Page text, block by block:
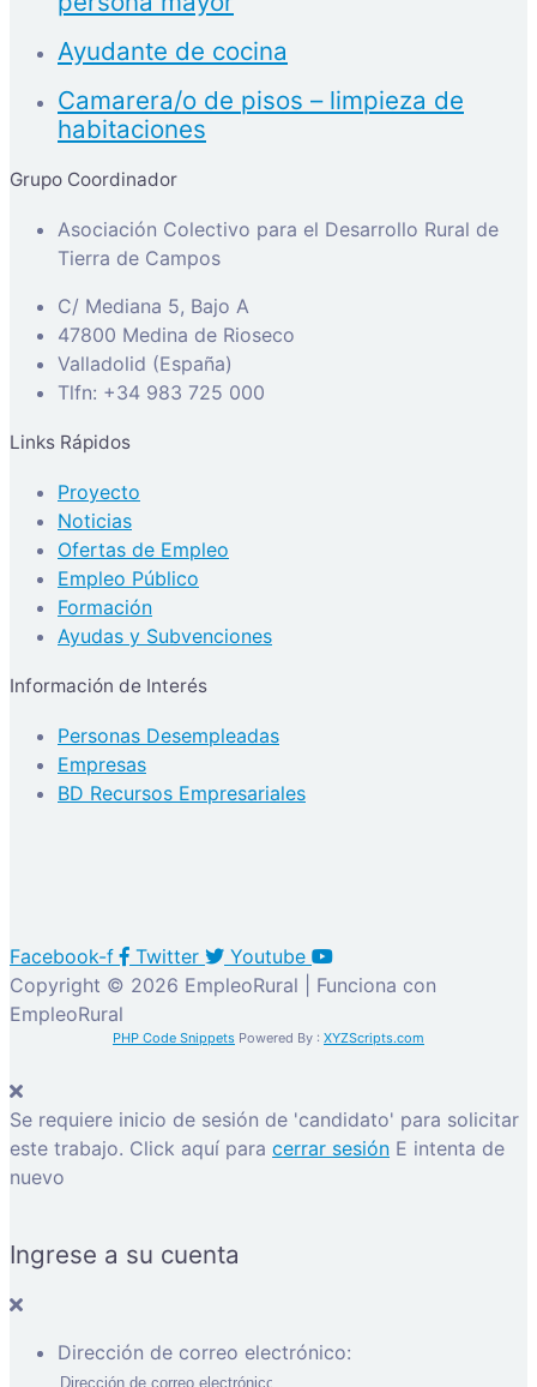
Ayudante de cocina
Camarera/o de pisos – limpieza de
habitaciones
Grupo Coordinador
Asociación Colectivo para el Desarrollo Rural de
Tierra de Campos
C/ Mediana 5, Bajo A
47800 Medina de Rioseco
Valladolid (España)
Tlfn: +34 983 725 000
Links Rápidos
Proyecto
Noticias
Ofertas de Empleo
Empleo Público
Formación
Ayudas y Subvenciones
Información de Interés
Personas Desempleadas
Empresas
BD Recursos Empresariales
Facebook-f Twitter
Youtube
Copyright © 2026 EmpleoRural | Funciona con
EmpleoRural
PHP Code Snippets Powered By : XYZScripts.com
Se requiere inicio de sesión de 'candidato' para solicitar
este trabajo. Click aquí para cerrar sesión E intenta de
nuevo
Ingrese a su cuenta
Dirección de correo electrónico: